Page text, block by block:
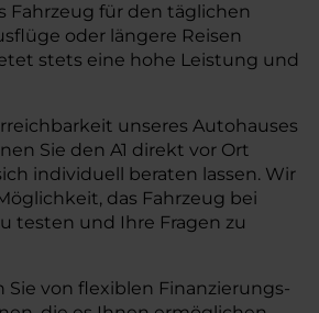
Fahrzeug für den täglichen
oder längere Reisen
stets eine hohe Leistung und
unseres Autohauses
Sie den A1 direkt vor Ort
individuell beraten lassen. Wir
das Fahrzeug bei
testen und Ihre Fragen zu
von flexiblen Finanzierungs-